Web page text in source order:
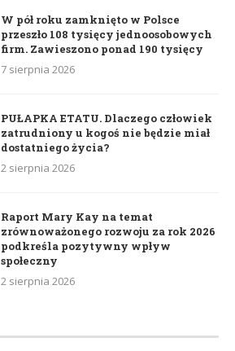
W pół roku zamknięto w Polsce
przeszło 108 tysięcy jednoosobowych
firm. Zawieszono ponad 190 tysięcy
7 sierpnia 2026
PUŁAPKA ETATU. Dlaczego człowiek
zatrudniony u kogoś nie będzie miał
dostatniego życia?
2 sierpnia 2026
Raport Mary Kay na temat
zrównoważonego rozwoju za rok 2026
podkreśla pozytywny wpływ
społeczny
2 sierpnia 2026